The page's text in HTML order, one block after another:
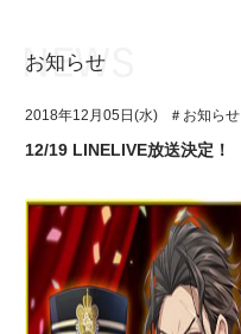
アプリゲーム
イベント・キャンペーン
ミュージック
ユニット&キャラクター
アプリゲーム
イベント・キャンペーン
お知らせ
2018年12月05日(水) ＃お知らせ
12/19 LINELIVE放送決定！